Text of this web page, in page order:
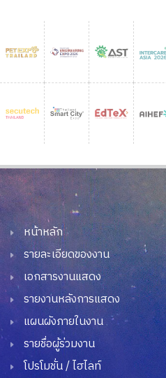
หน้าหลัก
รายละเอียดของงาน
เอกสารงานแสดง
รายงานหลังการแสดง
แผนผังภายในงาน
รายชื่อผู้ร่วมงาน
โปรโมชั่น / ไฮไลท์